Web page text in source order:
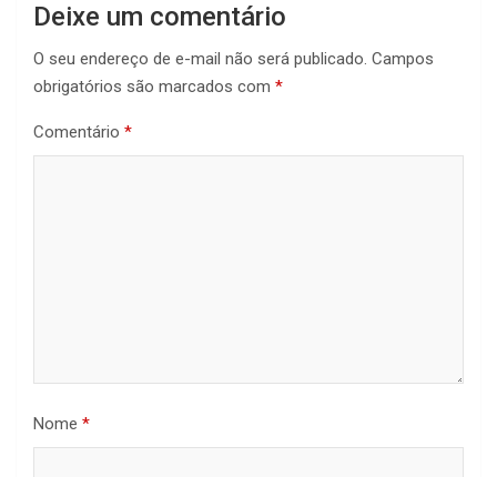
Deixe um comentário
O seu endereço de e-mail não será publicado. Campos
obrigatórios são marcados com *
Comentário *
Nome *